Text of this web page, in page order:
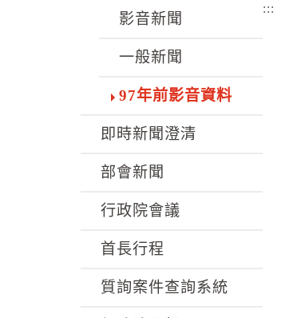
影音新聞
一般新聞
97年前影音資料
即時新聞澄清
部會新聞
行政院會議
首長行程
質詢案件查詢系統
:::